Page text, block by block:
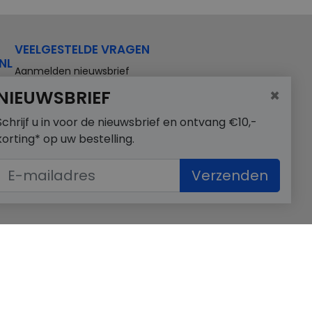
VEELGESTELDE VRAGEN
Aanmelden nieuwsbrief
×
u in voor de nieuwsbrief en ontvang €10,-
op uw bestelling.
Verzenden